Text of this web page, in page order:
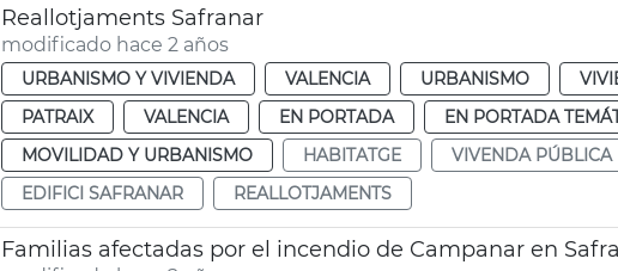
Reallotjaments Safranar
modificado hace 2 años
URBANISMO Y VIVIENDA VALENCIA URBANISMO
PATRAIX
VALENCIA EN PORTADA EN PORTADA
MOVILIDAD Y URBANISMO
HABITATGE VIVENDA PÚBLICA
EDIFICI SAFRANAR
REALLOTJAMENTS
Familias afectadas por el incendio de Campanar en